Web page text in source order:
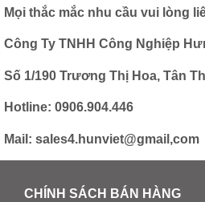
Mọi thắc mắc nhu cầu vui lòng
Công Ty TNHH Công Nghiệp
Số 1/190 Trương Thị Hoa, Tân
Hotline: 0906.904.446
Mail: sales4.hunviet@gmail,com
CHÍNH SÁCH BÁN HÀNG